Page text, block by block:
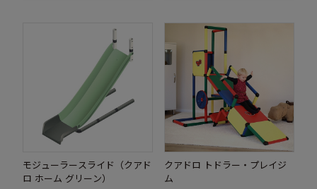
モジューラースライド（クアド
ロ ホーム グリーン）
クアドロ トドラー・プレイジ
ム